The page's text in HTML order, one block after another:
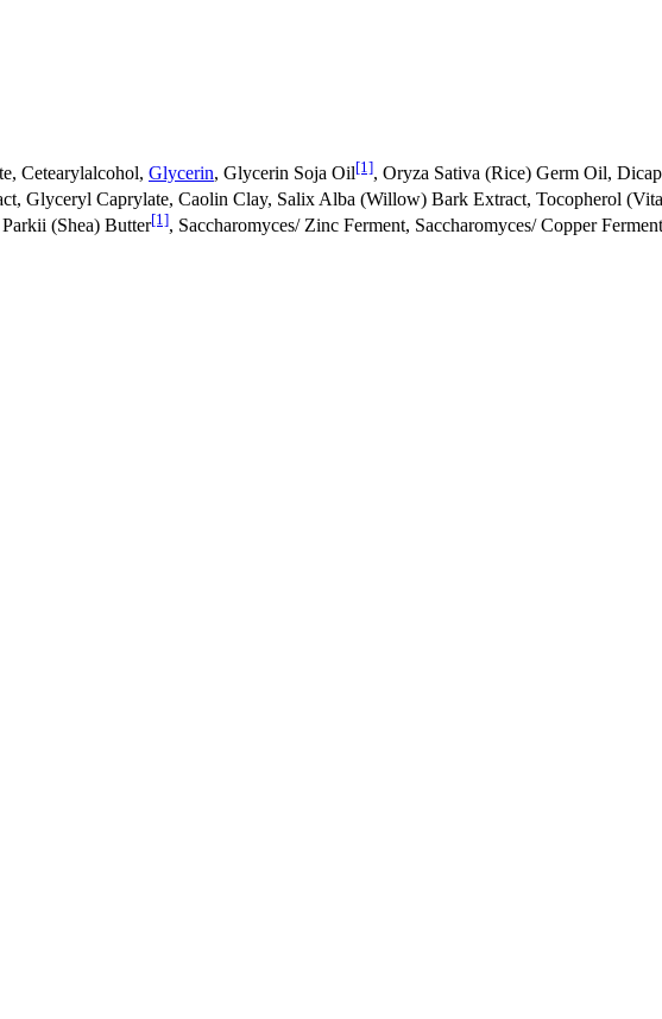
Cetearylalcohol, Glycerin, Glycerin Soja Oil[1], Oryza Sativa (Rice) Germ Oil,
Glyceryl Caprylate, Caolin Clay, Salix Alba (Willow) Bark Extract, Tocopherol
(Shea) Butter[1], Saccharomyces/ Zinc Ferment, Saccharomyces/ Copper